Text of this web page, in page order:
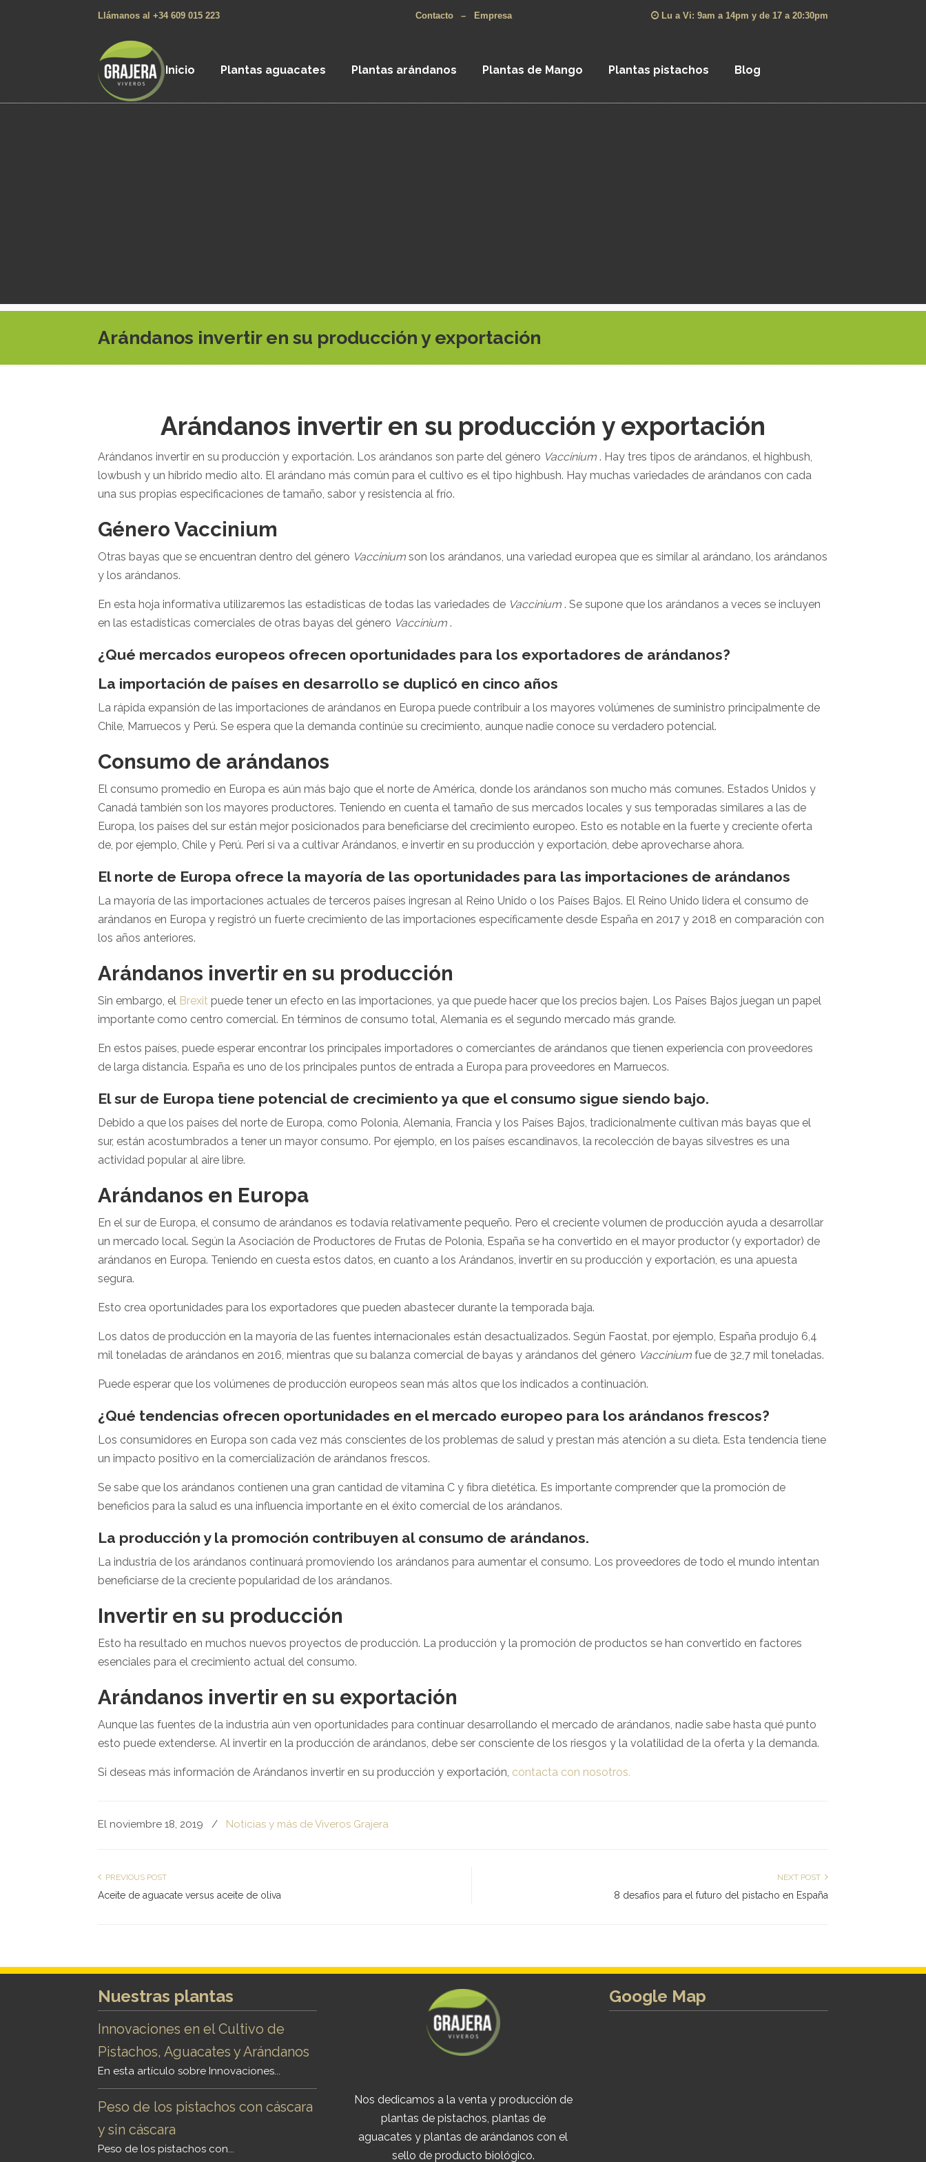
Llámanos al +34 609 015 223 Contacto – Empresa Lu a Vi: 9am a 14pm y de 17 a 20:30pm
Inicio Plantas aguacates Plantas arándanos Plantas de Mango Plantas pistachos Blog
Arándanos invertir en su producción y exportación
Arándanos invertir en su producción y exportación
Arándanos invertir en su producción y exportación. Los arándanos son parte del género Vaccinium . Hay tres tipos de arándanos, el highbush,
lowbush y un híbrido medio alto. El arándano más común para el cultivo es el tipo highbush. Hay muchas variedades de arándanos con cada
una sus propias especificaciones de tamaño, sabor y resistencia al frío.
Género Vaccinium
Otras bayas que se encuentran dentro del género Vaccinium son los arándanos, una variedad europea que es similar al arándano, los arándanos
y los arándanos.
En esta hoja informativa utilizaremos las estadísticas de todas las variedades de Vaccinium . Se supone que los arándanos a veces se incluyen
en las estadísticas comerciales de otras bayas del género Vaccinium .
¿Qué mercados europeos ofrecen oportunidades para los exportadores de arándanos?
La importación de países en desarrollo se duplicó en cinco años
La rápida expansión de las importaciones de arándanos en Europa puede contribuir a los mayores volúmenes de suministro principalmente de
Chile, Marruecos y Perú. Se espera que la demanda continúe su crecimiento, aunque nadie conoce su verdadero potencial.
Consumo de arándanos
El consumo promedio en Europa es aún más bajo que el norte de América, donde los arándanos son mucho más comunes. Estados Unidos y
Canadá también son los mayores productores. Teniendo en cuenta el tamaño de sus mercados locales y sus temporadas similares a las de
Europa, los países del sur están mejor posicionados para beneficiarse del crecimiento europeo. Esto es notable en la fuerte y creciente oferta
de, por ejemplo, Chile y Perú. Peri si va a cultivar Arándanos, e invertir en su producción y exportación, debe aprovecharse ahora.
El norte de Europa ofrece la mayoría de las oportunidades para las importaciones de arándanos
La mayoría de las importaciones actuales de terceros países ingresan al Reino Unido o los Países Bajos. El Reino Unido lidera el consumo de
arándanos en Europa y registró un fuerte crecimiento de las importaciones específicamente desde España en 2017 y 2018 en comparación con
los años anteriores.
Arándanos invertir en su producción
Sin embargo, el Brexit puede tener un efecto en las importaciones, ya que puede hacer que los precios bajen. Los Países Bajos juegan un papel
importante como centro comercial. En términos de consumo total, Alemania es el segundo mercado más grande.
En estos países, puede esperar encontrar los principales importadores o comerciantes de arándanos que tienen experiencia con proveedores
de larga distancia. España es uno de los principales puntos de entrada a Europa para proveedores en Marruecos.
El sur de Europa tiene potencial de crecimiento ya que el consumo sigue siendo bajo.
Debido a que los países del norte de Europa, como Polonia, Alemania, Francia y los Países Bajos, tradicionalmente cultivan más bayas que el
sur, están acostumbrados a tener un mayor consumo. Por ejemplo, en los países escandinavos, la recolección de bayas silvestres es una
actividad popular al aire libre.
Arándanos en Europa
En el sur de Europa, el consumo de arándanos es todavía relativamente pequeño. Pero el creciente volumen de producción ayuda a desarrollar
un mercado local. Según la Asociación de Productores de Frutas de Polonia, España se ha convertido en el mayor productor (y exportador) de
arándanos en Europa. Teniendo en cuesta estos datos, en cuanto a los Arándanos, invertir en su producción y exportación, es una apuesta
segura.
Esto crea oportunidades para los exportadores que pueden abastecer durante la temporada baja.
Los datos de producción en la mayoría de las fuentes internacionales están desactualizados. Según Faostat, por ejemplo, España produjo 6,4
mil toneladas de arándanos en 2016, mientras que su balanza comercial de bayas y arándanos del género Vaccinium fue de 32,7 mil toneladas.
Puede esperar que los volúmenes de producción europeos sean más altos que los indicados a continuación.
¿Qué tendencias ofrecen oportunidades en el mercado europeo para los arándanos frescos?
Los consumidores en Europa son cada vez más conscientes de los problemas de salud y prestan más atención a su dieta. Esta tendencia tiene
un impacto positivo en la comercialización de arándanos frescos.
Se sabe que los arándanos contienen una gran cantidad de vitamina C y fibra dietética. Es importante comprender que la promoción de
beneficios para la salud es una influencia importante en el éxito comercial de los arándanos.
La producción y la promoción contribuyen al consumo de arándanos.
La industria de los arándanos continuará promoviendo los arándanos para aumentar el consumo. Los proveedores de todo el mundo intentan
beneficiarse de la creciente popularidad de los arándanos.
Invertir en su producción
Esto ha resultado en muchos nuevos proyectos de producción. La producción y la promoción de productos se han convertido en factores
esenciales para el crecimiento actual del consumo.
Arándanos invertir en su exportación
Aunque las fuentes de la industria aún ven oportunidades para continuar desarrollando el mercado de arándanos, nadie sabe hasta qué punto
esto puede extenderse. Al invertir en la producción de arándanos, debe ser consciente de los riesgos y la volatilidad de la oferta y la demanda.
Si deseas más información de Arándanos invertir en su producción y exportación, contacta con nosotros.
El noviembre 18, 2019 / Noticias y más de Viveros Grajera
PREVIOUS POST
Aceite de aguacate versus aceite de oliva
NEXT POST
8 desafíos para el futuro del pistacho en España
Nuestras plantas
Innovaciones en el Cultivo de
Pistachos, Aguacates y Arándanos
En esta artículo sobre Innovaciones...
Peso de los pistachos con cáscara
y sin cáscara
Peso de los pistachos con...
Nos dedicamos a la venta y producción de
plantas de pistachos, plantas de
aguacates y plantas de arándanos con el
sello de producto biológico.
Google Map